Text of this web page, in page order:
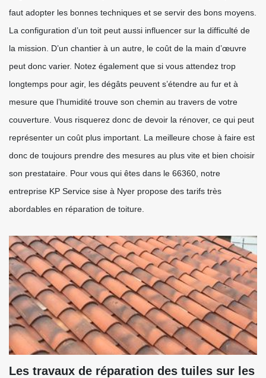
faut adopter les bonnes techniques et se servir des bons moyens.
La configuration d’un toit peut aussi influencer sur la difficulté de
la mission. D’un chantier à un autre, le coût de la main d’œuvre
peut donc varier. Notez également que si vous attendez trop
longtemps pour agir, les dégâts peuvent s’étendre au fur et à
mesure que l’humidité trouve son chemin au travers de votre
couverture. Vous risquerez donc de devoir la rénover, ce qui peut
représenter un coût plus important. La meilleure chose à faire est
donc de toujours prendre des mesures au plus vite et bien choisir
son prestataire. Pour vous qui êtes dans le 66360, notre
entreprise KP Service sise à Nyer propose des tarifs très
abordables en réparation de toiture.
Les travaux de réparation des tuiles sur les